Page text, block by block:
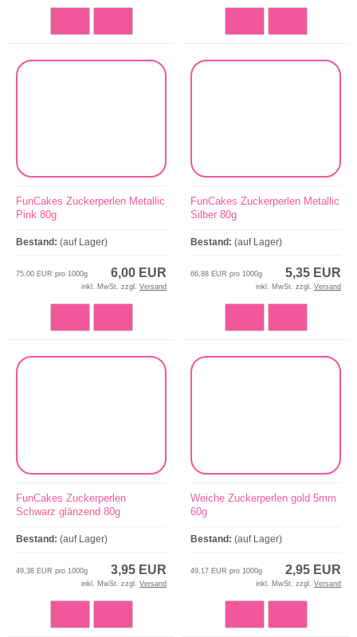
FunCakes Zuckerperlen Metallic
Pink 80g
Bestand: (auf Lager)
6,00 EUR
75,00 EUR pro 1000g
inkl. MwSt. zzgl. Versand
FunCakes Zuckerperlen Metallic
Silber 80g
Bestand: (auf Lager)
5,35 EUR
66,88 EUR pro 1000g
inkl. MwSt. zzgl. Versand
FunCakes Zuckerperlen
Schwarz glänzend 80g
Bestand: (auf Lager)
3,95 EUR
49,38 EUR pro 1000g
inkl. MwSt. zzgl. Versand
Weiche Zuckerperlen gold 5mm
60g
Bestand: (auf Lager)
2,95 EUR
49,17 EUR pro 1000g
inkl. MwSt. zzgl. Versand